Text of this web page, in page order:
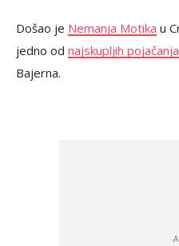
Došao je Nemanja Motika u
jedno od najskupljih pojačanja
Bajerna.